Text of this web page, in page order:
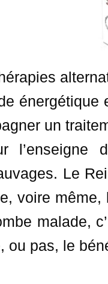
un
Le
voire même,
malade,
ou pas, le